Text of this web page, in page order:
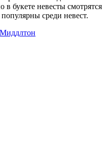
букете невесты смотрятся
среди невест.